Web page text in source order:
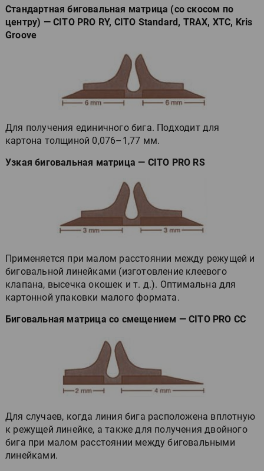
Стандартная биговальная матрица (со скосом по
центру) — CITO PRO RY, CITO Standard, TRAX, XTC, Kris
Groove
Для получения единичного бига. Подходит для
картона толщиной 0,076–1,77 мм.
Узкая биговальная матрица — CITO PRO RS
Применяется при малом расстоянии между режущей и
биговальной линейками (изготовление клеевого
клапана, высечка окошек и т. д.). Оптимальна для
картонной упаковки малого формата.
Биговальная матрица со смещением — CITO PRO CC
Для случаев, когда линия бига расположена вплотную
к режущей линейке, а также для получения двойного
бига при малом расстоянии между биговальными
линейками.